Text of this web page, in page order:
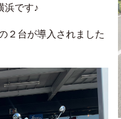
浜です♪
２台が導入されました